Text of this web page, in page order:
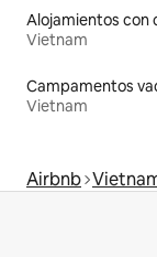
Vietnam
Campamentos
Vietnam
Airbnb